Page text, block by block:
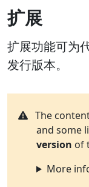
扩展
扩展功能可为
发行版本。
The
and some
version of
More